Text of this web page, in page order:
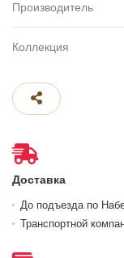
Производитель
Коллекция
Доставка
До подъезда по
Транспортной